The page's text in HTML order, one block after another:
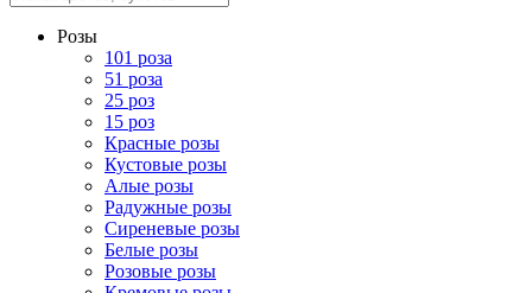
Розы
101 роза
51 роза
25 роз
15 роз
Красные розы
Кустовые розы
Алые розы
Радужные розы
Сиреневые розы
Белые розы
Розовые розы